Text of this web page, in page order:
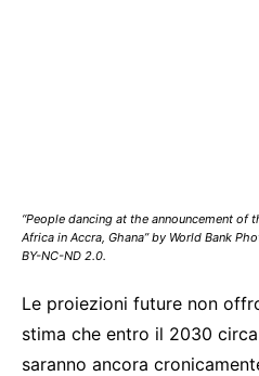
“People dancing at the announcement of
Africa in Accra, Ghana” by World Bank
BY-NC-ND 2.0.
Le proiezioni future non
stima che entro il 2030
saranno ancora